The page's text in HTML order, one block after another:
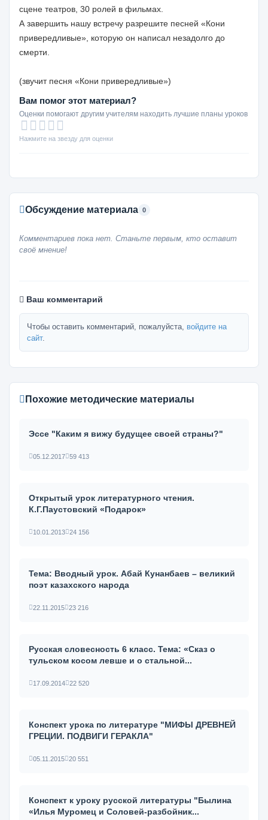
сцене театров, 30 ролей в фильмах.
А завершить нашу встречу разрешите песней «Кони
привередливые», которую он написал незадолго до
смерти.
(звучит песня «Кони привередливые»)
Вам помог этот материал?
Оценки помогают другим учителям находить лучшие планы уроков
Нажмите на звезду для оценки
Обсуждение материала 0
Комментариев пока нет. Станьте первым, кто оставит
своё мнение!
Ваш комментарий
Чтобы оставить комментарий, пожалуйста, войдите на
сайт.
Похожие методические материалы
Эссе "Каким я вижу будущее своей страны?"
05.12.2017 59 413
Открытый урок литературного чтения.
К.Г.Паустовский «Подарок»
10.01.2013 24 156
Тема: Вводный урок. Абай Кунанбаев – великий
поэт казахского народа
22.11.2015 23 216
Русская словесность 6 класс. Тема: «Сказ о
тульском косом левше и о стальной...
17.09.2014 22 520
Конспект урока по литературе "МИФЫ ДРЕВНЕЙ
ГРЕЦИИ. ПОДВИГИ ГЕРАКЛА"
05.11.2015 20 551
Конспект к уроку русской литературы "Былина
«Илья Муромец и Соловей-разбойник...